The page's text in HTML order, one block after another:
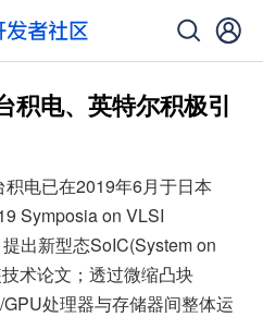
积电、英特尔积极引
电已在2019年6月于日本
Symposia on VLSI
出新型态SoIC(System on
术论文；透过微缩凸块
处理器与存储器间整体运